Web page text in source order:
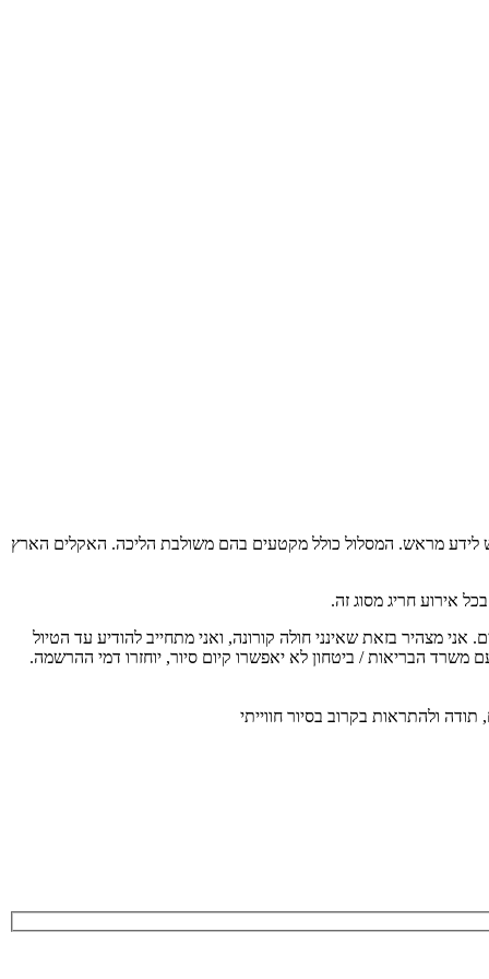
יש לידע מראש. המסלול כולל מקטעים בהם משולבת הליכה. האקלים הארץ
אירוע חריג מסוג זה.
משרד הבריאות על כן כל משתתף מחויב להגיע עם מסכה אישית, לשמור מרחק כנדרש, בקבוצה יהיו לכל היותר 20 משתתפים. אני מצהיר בזאת שאינני חולה קורונה, ואני מתחייב להודיע עד הטיול
משרד הבריאות / ביטחון לא יאפשרו קיום סיור, יוחזרו דמי ההרשמה.
ולהתראות בקרוב בסיור חווייתי